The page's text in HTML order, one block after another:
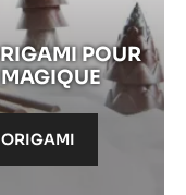
POUR
ORIGAMI